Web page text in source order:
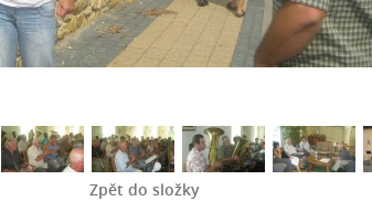
Zpět do složky